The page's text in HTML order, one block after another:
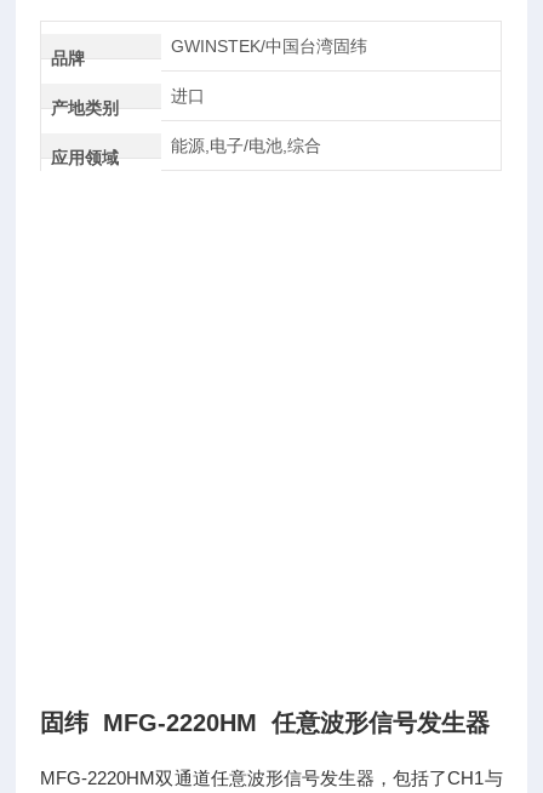
品牌
GWINSTEK/中国台湾固纬
产地类别
进口
应用领域
能源,电子/电池,综合
固纬 MFG-2220HM 任意波形信号发生器
MFG-2220HM双通道任意波形信号发生器，包括了CH1与